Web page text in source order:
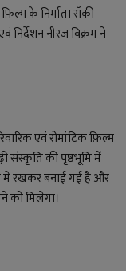
के निर्माता रॉकी
निर्देशन नीरज विक्रम ने
एवं रोमांटिक फ़िल्म
संस्कृति की पृष्ठभूमि में
में रखकर बनाई गई है और
को मिलेगा।